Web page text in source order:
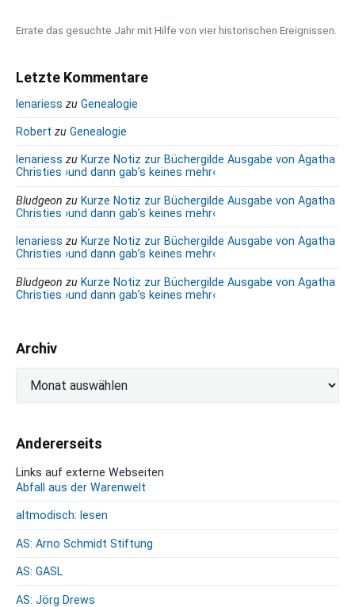
Errate das gesuchte Jahr mit Hilfe von vier historischen Ereignissen.
Letzte Kommentare
lenariess zu Genealogie
Robert zu Genealogie
lenariess zu Kurze Notiz zur Büchergilde Ausgabe von Agatha
Christies ›und dann gab’s keines mehr‹
Bludgeon zu Kurze Notiz zur Büchergilde Ausgabe von Agatha
Christies ›und dann gab’s keines mehr‹
lenariess zu Kurze Notiz zur Büchergilde Ausgabe von Agatha
Christies ›und dann gab’s keines mehr‹
Bludgeon zu Kurze Notiz zur Büchergilde Ausgabe von Agatha
Christies ›und dann gab’s keines mehr‹
Archiv
iAndererseits
Links auf externe Webseiten
Abfall aus der Warenwelt
altmodisch: lesen
AS: Arno Schmidt Stiftung
AS: GASL
AS: Jörg Drews